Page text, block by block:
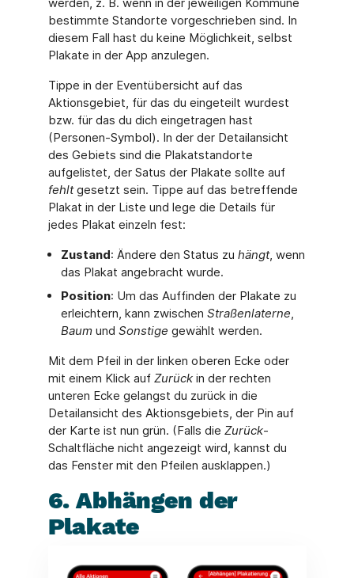
bestimmte Standorte vorgeschrieben sind. In
diesem Fall hast du keine Möglichkeit, selbst
Plakate in der App anzulegen.
Tippe in der Eventübersicht auf das
Aktionsgebiet, für das du eingeteilt wurdest
bzw. für das du dich eingetragen hast
(Personen-Symbol). In der der Detailansicht
des Gebiets sind die Plakatstandorte
aufgelistet, der Satus der Plakate sollte auf
fehltgesetzt sein. Tippe auf das betreffende
Plakat in der Liste und lege die Details für
jedes Plakat einzeln fest:
Zustand: Ändere den Status zu hängt, wenn
das Plakat angebracht wurde.
Position: Um das Auffinden der Plakate zu
erleichtern, kann zwischen Straßenlaterne,
Baumund Sonstige gewählt werden.
Mit dem Pfeil in der linken oberen Ecke oder
mit einem Klick auf Zurückin der rechten
unteren Ecke gelangst du zurück in die
Detailansicht des Aktionsgebiets, der Pin auf
der Karte ist nun grün. (Falls die Zurück-
Schaltfläche nicht angezeigt wird, kannst du
das Fenster mit den Pfeilen ausklappen.)
6. Abhängen der
Plakate